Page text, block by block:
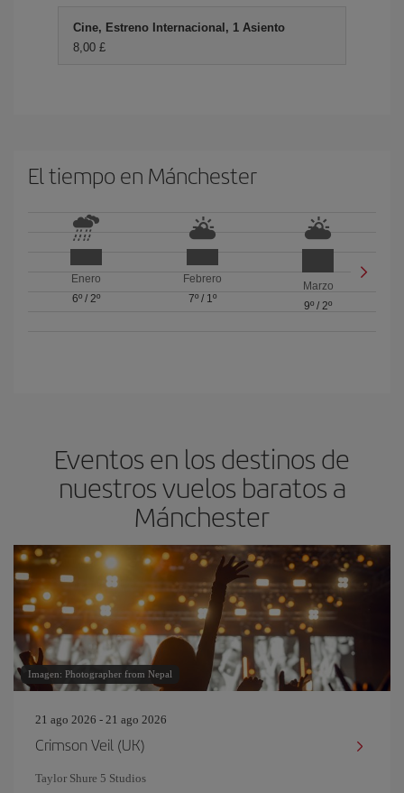
Cine, Estreno Internacional, 1 Asiento
8,00 £
El tiempo en Mánchester
Enero
6º/ 2º
Febrero
7º/ 1º
Marzo
9º /2º
Eventos en los destinos de
nuestros vuelos baratos a
Mánchester
Imagen: Photographer from Nepal
21 ago 2026 - 21 ago 2026
Crimson Veil (UK)
Taylor Shure 5 Studios